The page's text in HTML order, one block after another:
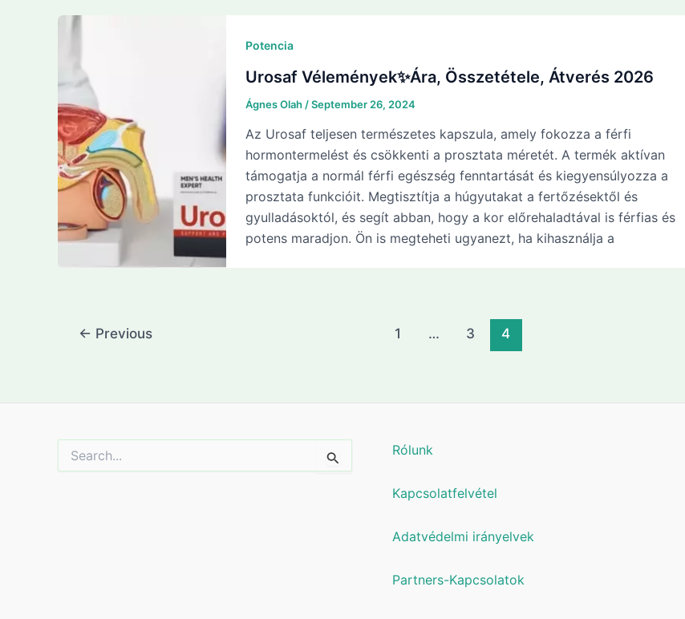
Potencia
Urosaf Vélemények✨Ára, Összetétele, Átverés 2026
Ágnes Olah /September 26, 2024
Az Urosaf teljesen természetes kapszula, amely fokozza a férfi
hormontermelést és csökkenti a prosztata méretét. A termék aktívan
támogatja a normál férfi egészség fenntartását és kiegyensúlyozza a
prosztata funkcióit. Megtisztítja a húgyutakat a fertőzésektől és
gyulladásoktól, és segít abban, hogy a kor előrehaladtával is férfias és
potens maradjon. Ön is megteheti ugyanezt, ha kihasználja a
Post← Previous 1 … 3 4
for:
Rólunk
Kapcsolatfelvétel
Adatvédelmi irányelvek
Partners-Kapcsolatok